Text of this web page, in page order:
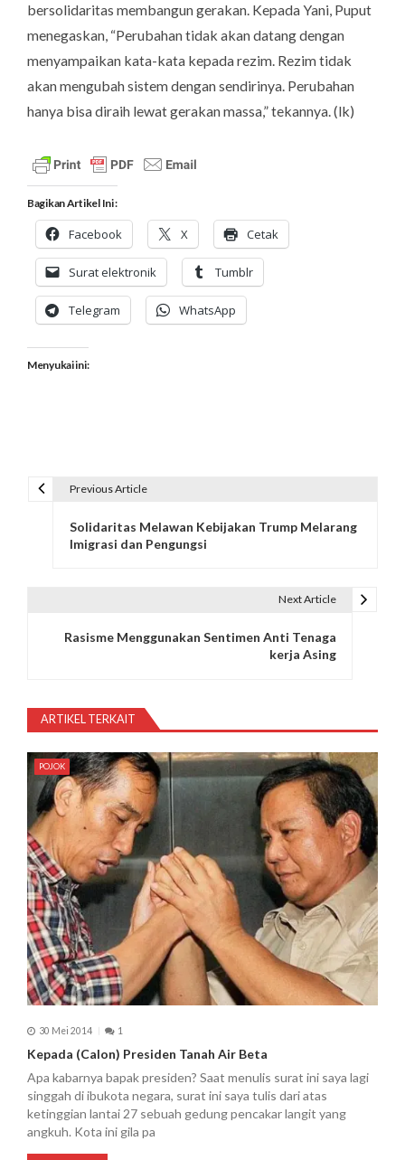
bersolidaritas membangun gerakan. Kepada Yani, Puput
menegaskan, “Perubahan tidak akan datang dengan
menyampaikan kata-kata kepada rezim. Rezim tidak
akan mengubah sistem dengan sendirinya. Perubahan
hanya bisa diraih lewat gerakan massa,” tekannya. (lk)
Bagikan Artikel Ini :
Facebook X Cetak
Surat elektronik Tumblr
Telegram WhatsApp
Menyukai ini:
i
p
o
s
Previous Article
Solidaritas Melawan Kebijakan Trump Melarang
Imigrasi dan Pengungsi
Next Article
Rasisme Menggunakan Sentimen Anti Tenaga
kerja Asing
ARTIKEL TERKAIT
POJOK
30 Mei 2014 1
Kepada (Calon) Presiden Tanah Air Beta
Apa kabarnya bapak presiden? Saat menulis surat ini saya lagi
singgah di ibukota negara, surat ini saya tulis dari atas
ketinggian lantai 27 sebuah gedung pencakar langit yang
angkuh. Kota ini gila pa